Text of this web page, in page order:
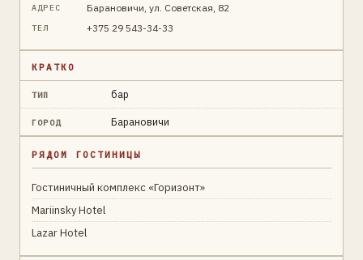
АДРЕС Барановичи, ул. Советская, 82
ТЕЛ +375 29 543-34-33
КРАТКО
ТИП бар
ГОРОД Барановичи
РЯДОМ ГОСТИНИЦЫ
Гостиничный комплекс «Горизонт»
Mariinsky Hotel
Lazar Hotel